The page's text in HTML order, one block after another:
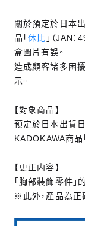
關於預定於日本
品「休比 」（JAN
盒圖片有誤。
造成顧客諸多困
示。
【對象商品】
預定於日本出貨
KADOKAWA商品
【更正内容】
「胸部裝飾零件
※此外，產品為正